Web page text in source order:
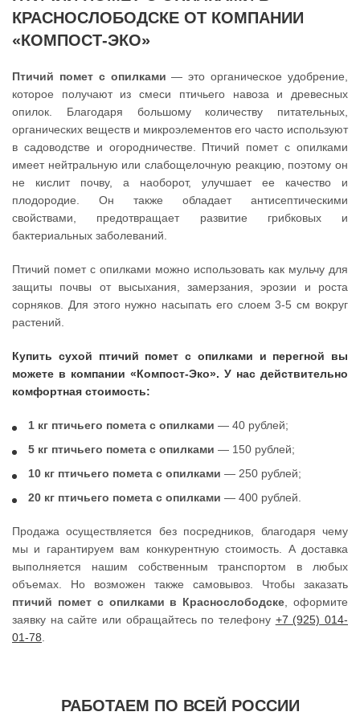
КРАСНОСЛОБОДСКЕ ОТ КОМПАНИИ
«КОМПОСТ-ЭКО»
Птичий помет с опилками — это органическое удобрение,
которое получают из смеси птичьего навоза и древесных
опилок. Благодаря большому количеству питательных,
органических веществ и микроэлементов его часто используют
в садоводстве и огородничестве. Птичий помет с опилками
имеет нейтральную или слабощелочную реакцию, поэтому он
не кислит почву, а наоборот, улучшает ее качество и
плодородие. Он также обладает антисептическими
свойствами, предотвращает развитие грибковых и
бактериальных заболеваний.
Птичий помет с опилками можно использовать как мульчу для
защиты почвы от высыхания, замерзания, эрозии и роста
сорняков. Для этого нужно насыпать его слоем 3-5 см вокруг
растений.
Купить сухой птичий помет с опилками и перегной вы
можете в компании «Компост-Эко». У нас действительно
комфортная стоимость:
1 кг птичьего помета с опилками — 40 рублей;
5 кг птичьего помета с опилками — 150 рублей;
10 кг птичьего помета с опилками — 250 рублей;
20 кг птичьего помета с опилками — 400 рублей.
Продажа осуществляется без посредников, благодаря чему
мы и гарантируем вам конкурентную стоимость. А доставка
выполняется нашим собственным транспортом в любых
объемах. Но возможен также самовывоз. Чтобы заказать
птичий помет с опилками в Краснослободске , оформите
заявку на сайте или обращайтесь по телефону +7 (925) 014-
01-78
РАБОТАЕМ ПО ВСЕЙ РОССИИ